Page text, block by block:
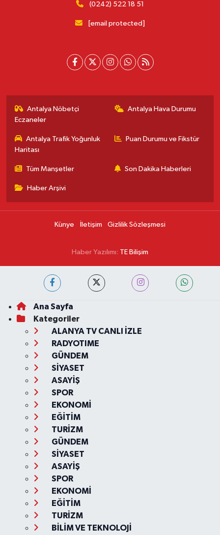
(0242) 522 18 51
[email protected]
Antalya Nöbetçi
Eczaneler
Antalya Hava Durumu
Antalya Trafik Yoğunluk
Haritası
Puan Durumu ve Fikstür
Tüm Manşetler Son Dakika Haberleri
Haber Arşivi
Künye İletişim Gizlilik Sözleşmesi
Haber Yazılımı: TE Bilişim
Ana Sayfa
Kategoriler
ALANYA TV CANLI İZLE
RADYOTIME
GÜNDEM
SİYASET
ASAYİŞ
SPOR
EKONOMİ
EĞİTİM
TURİZM
GÜNDEM
SİYASET
ASAYİŞ
SPOR
EKONOMİ
EĞİTİM
TURİZM
BİLİM VE TEKNOLOJİ